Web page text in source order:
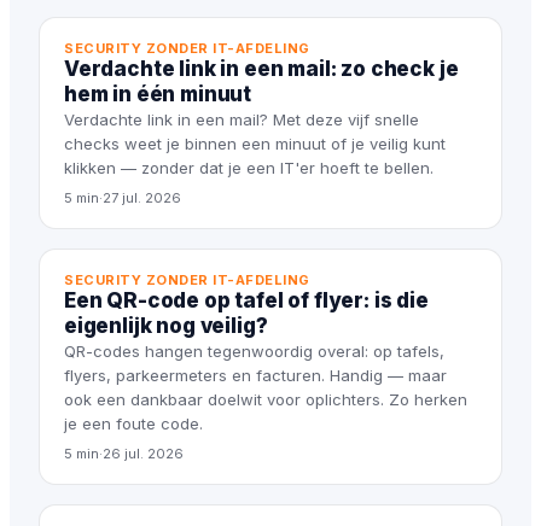
SECURITY ZONDER IT-AFDELING
Verdachte link in een mail: zo check je
hem in één minuut
Verdachte link in een mail? Met deze vijf snelle
checks weet je binnen een minuut of je veilig kunt
klikken — zonder dat je een IT'er hoeft te bellen.
5 min·27 jul. 2026
SECURITY ZONDER IT-AFDELING
Een QR-code op tafel of flyer: is die
eigenlijk nog veilig?
QR-codes hangen tegenwoordig overal: op tafels,
flyers, parkeermeters en facturen. Handig — maar
ook een dankbaar doelwit voor oplichters. Zo herken
je een foute code.
5 min·26 jul. 2026